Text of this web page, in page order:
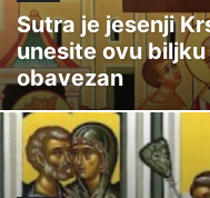
Sutra je jesenji
unesite ovu
obavezan